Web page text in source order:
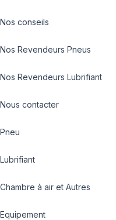
Nos conseils
Nos Revendeurs Pneus
Nos Revendeurs Lubrifiant
Nous contacter
Pneu
Lubrifiant
Chambre à air et Autres
Equipement